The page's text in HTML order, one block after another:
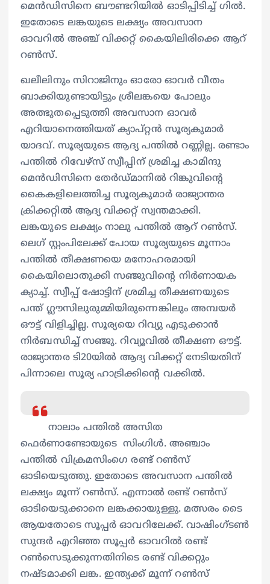
മെന്‍ഡിസിനെ ബൗണ്ടറിയില്‍ ഓടിപ്പിടിച്ച് ഗില്‍.
ഇതോടെ ലങ്കയുടെ ലക്ഷ്യം അവസാന
ഓവറില്‍ അഞ്ച് വിക്കറ്റ് കൈയിലിരിക്കെ ആറ്
റണ്‍സ്.
ഖലീലിനും സിറാജിനും ഓരോ ഓവര്‍ വീതം
ബാക്കിയുണ്ടായിട്ടും ശ്രീലങ്കയെ പോലും
അത്ഭുതപ്പെടുത്തി അവസാന ഓവര്‍
എറിയാനെത്തിയത് ക്യാപ്റ്റന്‍ സൂര്യകുമാര്‍
യാദവ്. സൂര്യയുടെ ആദ്യ പന്തില്‍ റണ്ണില്ല. രണ്ടാം
പന്തില്‍ റിവേഴ്സ് സ്വീപ്പിന് ശ്രമിച്ച കാമിന്ദു
മെന്‍ഡിസിനെ തേര്‍ഡ്മാനില്‍ റിങ്കുവിന്‍റെ
കൈകളിലെത്തിച്ച സൂര്യകുമാര്‍ രാജ്യാന്തര
ക്രിക്കറ്റില്‍ ആദ്യ വിക്കറ്റ് സ്വന്തമാക്കി.
ലങ്കയുടെ ലക്ഷ്യം നാലു പന്തില്‍ ആറ് റണ്‍സ്.
ലെഗ് സ്റ്റംപിലേക്ക് പോയ സൂര്യയുടെ മൂന്നാം
പന്തില്‍ തീക്ഷണയെ മനോഹരമായി
കൈയിലൊതുക്കി സഞ്ജുവിന്‍റെ നിര്‍ണായക
ക്യാച്ച്. സ്വീപ്പ് ഷോട്ടിന് ശ്രമിച്ച തീക്ഷണയുടെ
പന്ത് ഗ്ലൗസിലുരുമ്മിയിരുന്നെങ്കിലും അമ്പയര്‍
ഔട്ട് വിളിച്ചില്ല. സൂര്യയെ റിവ്യു എടുക്കാന്‍
നിര്‍ബന്ധിച്ച് സഞ്ജു. റിവ്യൂവില്‍ തീക്ഷണ ഔട്ട്.
രാജ്യാന്തര ടി20യില്‍ ആദ്യ വിക്കറ്റ് നേടിയതിന്
പിന്നാലെ സൂര്യ ഹാട്രിക്കിന്‍റെ വക്കില്‍.
നാലാം പന്തില്‍ അസിത
ഫെര്‍ണാണ്ടോയുടെ സിംഗിള്‍. അഞ്ചാം
പന്തില്‍ വിക്രമസിംഗെ രണ്ട് റണ്‍സ്
ഓടിയെടുത്തു. ഇതോടെ അവസാന പന്തില്‍
ലക്ഷ്യം മൂന്ന് റണ്‍സ്. എന്നാല്‍ രണ്ട് റണ്‍സ്
ഓടിയെടുക്കാനെ ലങ്കക്കായുള്ളു. മത്സരം ടൈ
ആയതോടെ സൂപ്പര്‍ ഓവറിലേക്ക്. വാഷിംഗ്ടണ്‍
സുന്ദര്‍ എറിഞ്ഞ സൂപ്പര്‍ ഓവറില്‍ രണ്ട്
റണ്‍സെടുക്കുന്നതിനിടെ രണ്ട് വിക്കറ്റും
നഷ്ടമാക്കി ലങ്ക. ഇന്ത്യക്ക് മൂന്ന് റണ്‍സ്